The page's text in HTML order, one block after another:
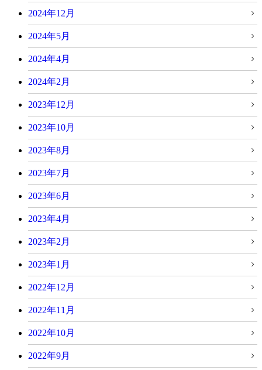
2024年12月
2024年5月
2024年4月
2024年2月
2023年12月
2023年10月
2023年8月
2023年7月
2023年6月
2023年4月
2023年2月
2023年1月
2022年12月
2022年11月
2022年10月
2022年9月